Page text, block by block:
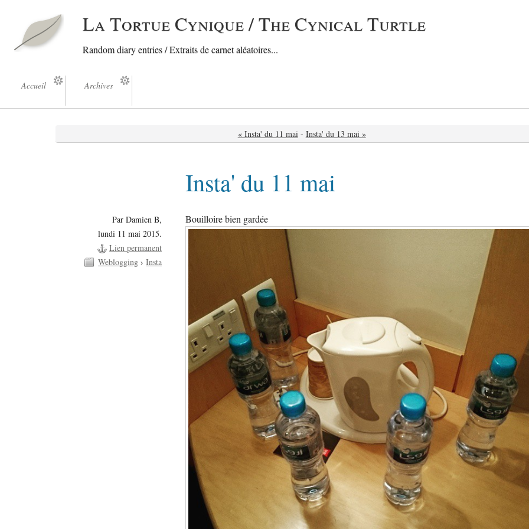
La Tortue Cynique / The Cynical Turtle
Random diary entries / Extraits de carnet aléatoires...
Accueil Archives
« Insta' du 11 mai - Insta' du 13 mai »
Insta' du 11 mai
Par Damien B,
lundi 11 mai 2015.
Lien permanent
Weblogging ›Insta
Bouilloire bien gardée